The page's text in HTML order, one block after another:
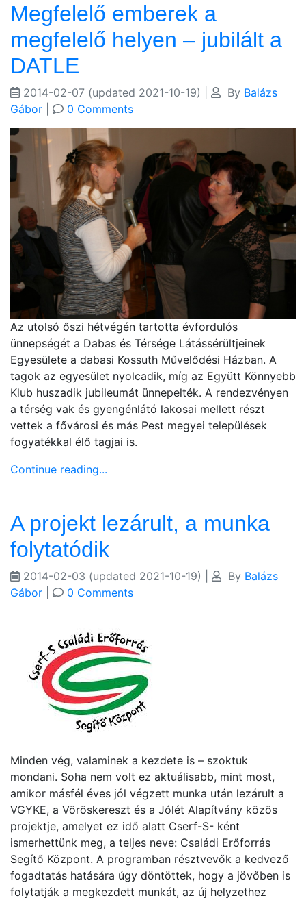
Megfelelő emberek a
megfelelő helyen – jubilált a
DATLE
2014-02-07 (updated 2021-10-19) By Balázs
Gábor
0 Comments
Az utolsó őszi hétvégén tartotta évfordulós
ünnepségét a Dabas és Térsége Látássérültjeinek
Egyesülete a dabasi Kossuth Művelődési Házban. A
tagok az egyesület nyolcadik, míg az Együtt Könnyebb
Klub huszadik jubileumát ünnepelték. A rendezvényen
a térség vak és gyengénlátó lakosai mellett részt
vettek a fővárosi és más Pest megyei települések
fogyatékkal élő tagjai is.
Continue reading...
A projekt lezárult, a munka
folytatódik
2014-02-03 (updated 2021-10-19) By Balázs
Gábor
0 Comments
Minden vég, valaminek a kezdete is – szoktuk
mondani. Soha nem volt ez aktuálisabb, mint most,
amikor másfél éves jól végzett munka után lezárult a
VGYKE, a Vöröskereszt és a Jólét Alapítvány közös
projektje, amelyet ez idő alatt Cserf-S- ként
ismerhettünk meg, a teljes neve: Családi Erőforrás
Segítő Központ. A programban résztvevők a kedvező
fogadtatás hatására úgy döntöttek, hogy a jövőben is
folytatják a megkezdett munkát, az új helyzethez